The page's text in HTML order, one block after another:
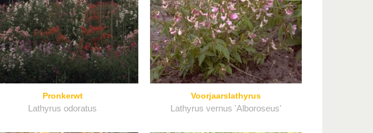
Pronkerwt
Lathyrus odoratus
Voorjaarslathyrus
Lathyrus vernus 'Alboroseus'